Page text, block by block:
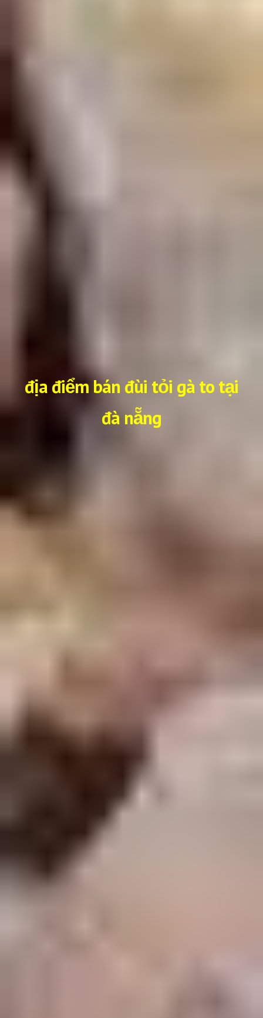
địa điểm bán đùi tỏi gà to tại
đà nẵng